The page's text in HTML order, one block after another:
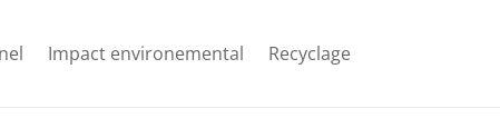
Impact environemental Recyclage